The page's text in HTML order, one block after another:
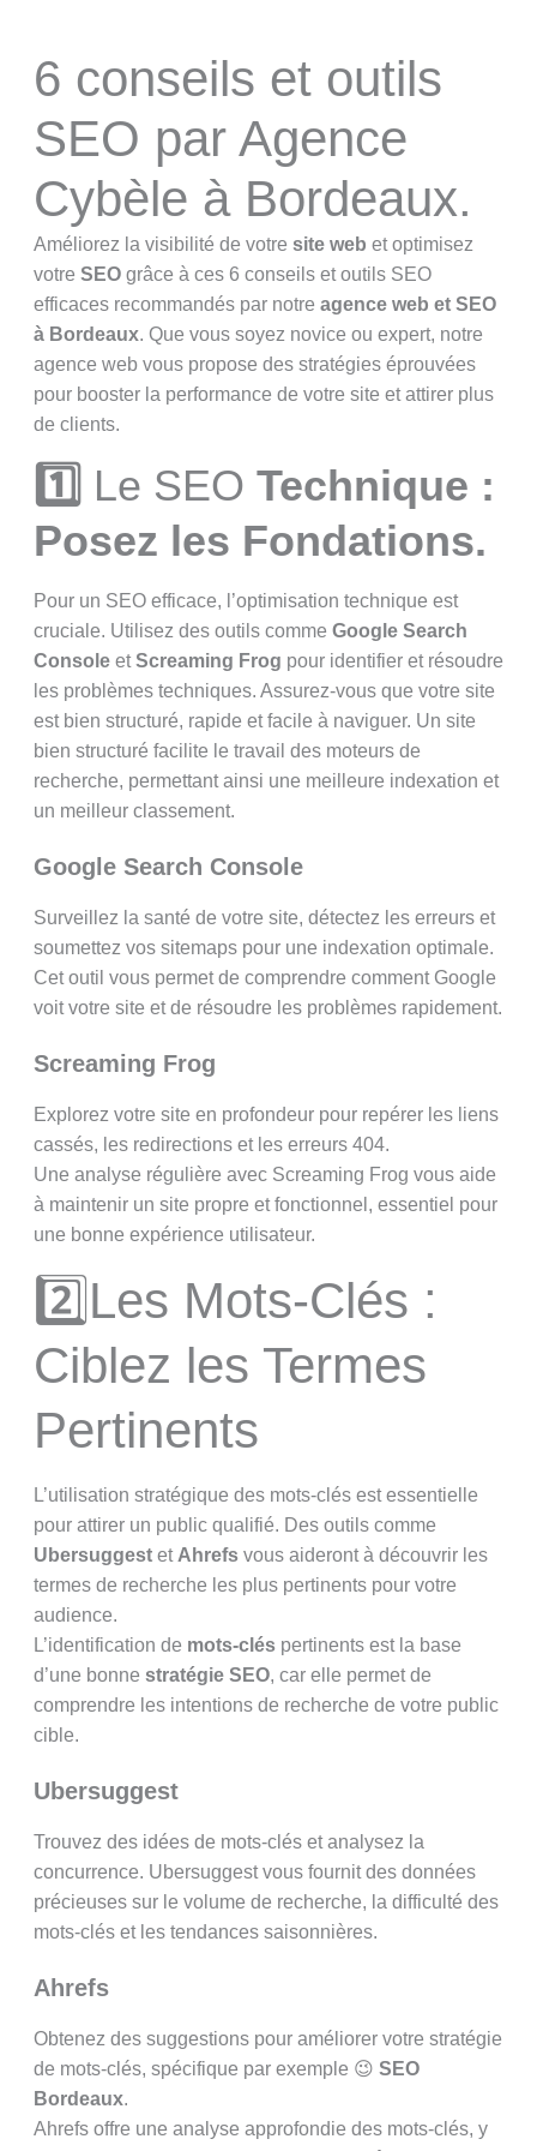
6 conseils et outils
SEO par Agence
Cybèle à Bordeaux.
Améliorez la visibilité de votre site web et optimisez
votre SEOgrâce à ces 6 conseils et outils SEO
efficaces recommandés par notre agence web et SEO
à Bordeaux. Que vous soyez novice ou expert, notre
agence web vous propose des stratégies éprouvées
pour booster la performance de votre site et attirer plus
de clients.
1️⃣ Le SEO Technique :
Posez les Fondations.
Pour un SEO efficace, l’optimisation technique est
cruciale. Utilisez des outils comme Google Search
ConsoleetScreaming Frog pour identifier et résoudre
les problèmes techniques. Assurez-vous que votre site
est bien structuré, rapide et facile à naviguer. Un site
bien structuré facilite le travail des moteurs de
recherche, permettant ainsi une meilleure indexation et
un meilleur classement.
Google Search Console
Surveillez la santé de votre site, détectez les erreurs et
soumettez vos sitemaps pour une indexation optimale.
Cet outil vous permet de comprendre comment Google
voit votre site et de résoudre les problèmes rapidement.
Screaming Frog
Explorez votre site en profondeur pour repérer les liens
cassés, les redirections et les erreurs 404.
Une analyse régulière avec Screaming Frog vous aide
à maintenir un site propre et fonctionnel, essentiel pour
une bonne expérience utilisateur.
2️⃣Les Mots-Clés :
Ciblez les Termes
Pertinents
L’utilisation stratégique des mots-clés est essentielle
pour attirer un public qualifié. Des outils comme
Ubersuggestet Ahrefsvous aideront à découvrir les
termes de recherche les plus pertinents pour votre
audience.
L’identification de mots-cléspertinents est la base
d’une bonne stratégie SEO, car elle permet de
comprendre les intentions de recherche de votre public
cible.
Ubersuggest
Trouvez des idées de mots-clés et analysez la
concurrence. Ubersuggest vous fournit des données
précieuses sur le volume de recherche, la difficulté des
mots-clés et les tendances saisonnières.
Ahrefs
Obtenez des suggestions pour améliorer votre stratégie
de mots-clés, spécifique par exemple 😉 SEO
Bordeaux.
Ahrefs offre une analyse approfondie des mots-clés, y